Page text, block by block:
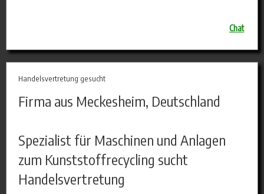
Chat
Handelsvertretung gesucht
Firma aus Meckesheim, Deutschland
Spezialist für Maschinen und Anlagen
zum Kunststoffrecycling sucht
Handelsvertretung